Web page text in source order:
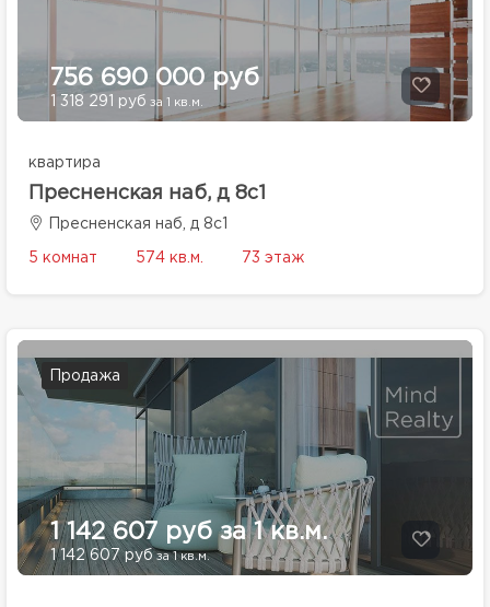
756 690 000 руб
1 318 291 руб за 1 кв.м.
квартира
Пресненская наб, д 8с1
Пресненская наб, д 8с1
5 комнат 574 кв.м. 73 этаж
Продажа
1 142 607 руб за 1 кв.м.
1 142 607 руб за 1 кв.м.